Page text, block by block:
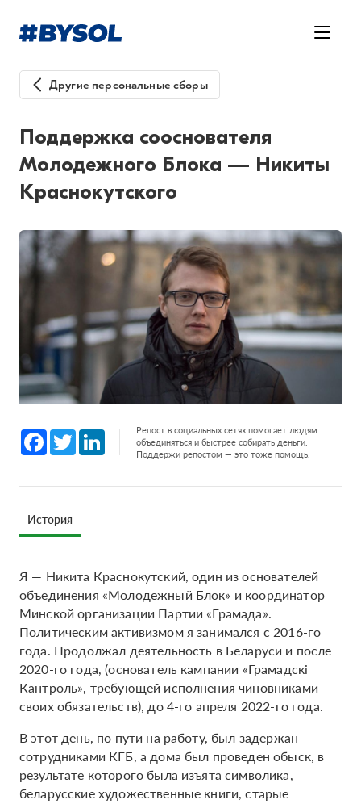
Другие персональные сборы
Поддержка сооснователя
Молодежного Блока — Никиты
Краснокутского
Facebook
Twitter LinkedInРепост в социальных сетях помогает людям
объединяться и быстрее собирать деньги.
Поддержи репостом — это тоже помощь.
История
Я — Никита Краснокутский, один из основателей
объединения «Молодежный Блок» и координатор
Минской организации Партии «Грамада».
Политическим активизмом я занимался с 2016-го
года. Продолжал деятельность в Беларуси и после
2020-го года, (основатель кампании «Грамадскі
Кантроль», требующей исполнения чиновниками
своих обязательств), до 4-го апреля 2022-го года.
В этот день, по пути на работу, был задержан
сотрудниками КГБ, а дома был проведен обыск, в
результате которого была изъята символика,
беларусские художественные книги, старые